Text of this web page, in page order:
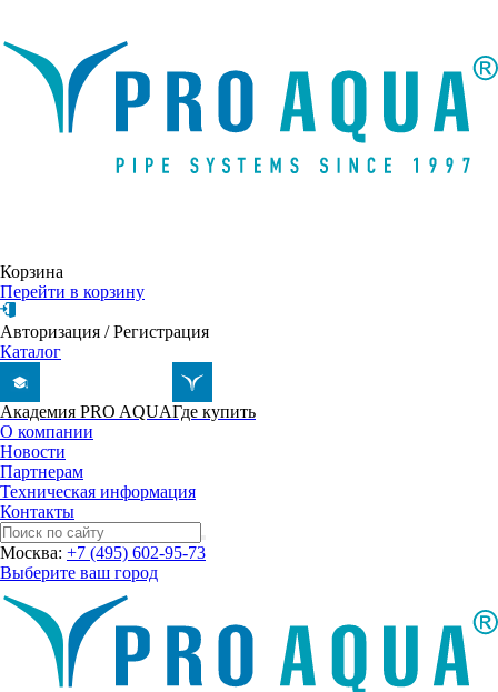
Корзина
Перейти в корзину
Авторизация /Регистрация
Каталог
Академия PRO AQUAГде купить
О компании
Новости
Партнерам
Техническая информация
Контакты
Москва: +7 (495) 602-95-73
Выберите ваш город